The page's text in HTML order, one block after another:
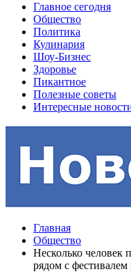
Главное сегодня
Общество
Политика
Кулинария
Шоу-Бизнес
Здоровье
Пикантное
Полезные советы
Интересные
Главная
Общество
Несколько человек
рядом с